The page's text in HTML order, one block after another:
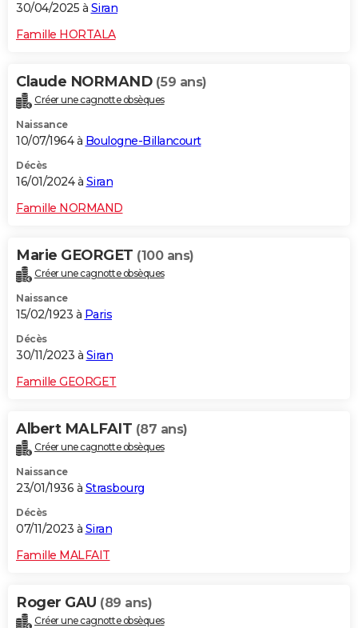
30/04/2025 à Siran
Famille HORTALA
Claude NORMAND (59 ans)
Créer une cagnotte obsèques
Naissance
10/07/1964 à Boulogne-Billancourt
Décès
16/01/2024 à Siran
Famille NORMAND
Marie GEORGET (100 ans)
Créer une cagnotte obsèques
Naissance
15/02/1923 à Paris
Décès
30/11/2023 à Siran
Famille GEORGET
Albert MALFAIT (87 ans)
Créer une cagnotte obsèques
Naissance
23/01/1936 à Strasbourg
Décès
07/11/2023 à Siran
Famille MALFAIT
Roger GAU (89 ans)
Créer une cagnotte obsèques